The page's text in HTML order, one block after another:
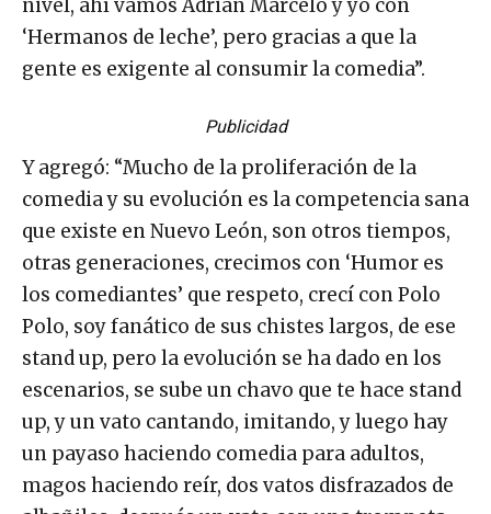
nivel, ahí vamos Adrián Marcelo y yo con
‘Hermanos de leche’, pero gracias a que la
gente es exigente al consumir la comedia”.
Publicidad
Y agregó: “Mucho de la proliferación de la
comedia y su evolución es la competencia sana
que existe en Nuevo León, son otros tiempos,
otras generaciones, crecimos con ‘Humor es
los comediantes’ que respeto, crecí con Polo
Polo, soy fanático de sus chistes largos, de ese
stand up, pero la evolución se ha dado en los
escenarios, se sube un chavo que te hace stand
up, y un vato cantando, imitando, y luego hay
un payaso haciendo comedia para adultos,
magos haciendo reír, dos vatos disfrazados de